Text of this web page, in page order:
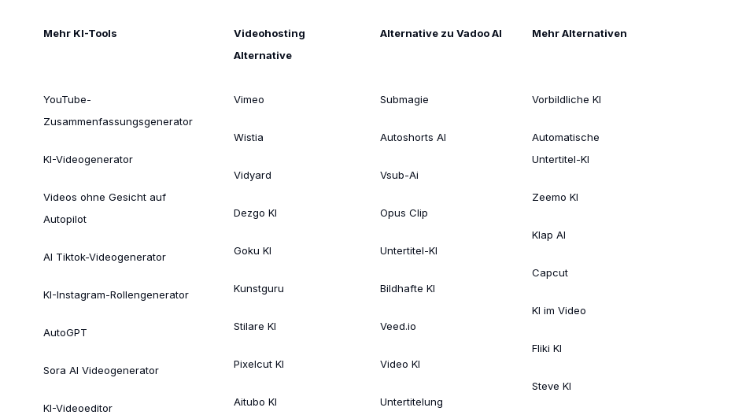
Mehr KI-Tools
YouTube-
Zusammenfassungsgenerator
KI-Videogenerator
Videos ohne Gesicht auf
Autopilot
AI Tiktok-Videogenerator
KI-Instagram-Rollengenerator
AutoGPT
Sora AI Videogenerator
KI-Videoeditor
Videohosting
Alternative
Vimeo
Wistia
Vidyard
Dezgo KI
Goku KI
Kunstguru
Stilare KI
Pixelcut KI
Aitubo KI
Alternative zu Vadoo AI
Submagie
Autoshorts AI
Vsub-Ai
Opus Clip
Untertitel-KI
Bildhafte KI
Veed.io
Video KI
Untertitelung
Mehr Alternativen
Vorbildliche KI
Automatische
Untertitel-KI
Zeemo KI
Klap AI
Capcut
KI im Video
Fliki KI
Steve KI